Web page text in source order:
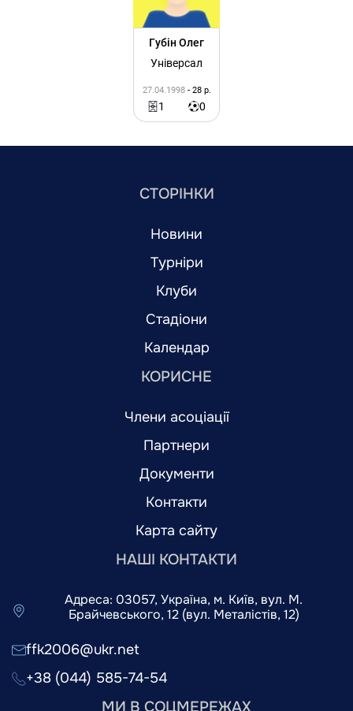
Губін Олег
Універсал
27.04.1998 - 28 р.
1 0
СТОРІНКИ
Новини
Турніри
Клуби
Стадіони
Календар
КОРИСНЕ
Члени асоціації
Партнери
Документи
Контакти
Карта сайту
НАШІ КОНТАКТИ
Адреса: 03057, Україна, м. Київ, вул. М.
Брайчевського, 12 (вул. Металістів, 12)
ffk2006@ukr.net
+38 (044) 585-74-54